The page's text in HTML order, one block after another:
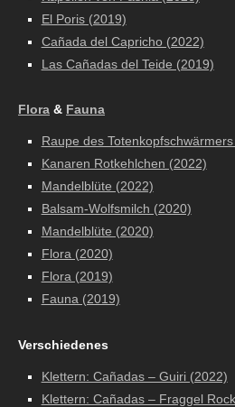
El Poris (2019)
Cañada del Capricho (2022)
Las Cañadas del Teide (2019)
Flora & Fauna
Raupe des
Kanaren Rotkehlchen (2022)
Mandelblüte (2022)
Balsam-Wolfsmilch (2020)
Mandelblüte (2020)
Flora (2020)
Flora (2019)
Fauna (2019)
Verschiedenes
Klettern: Cañadas – Guiri (2022)
Klettern: Cañadas – Fraggel